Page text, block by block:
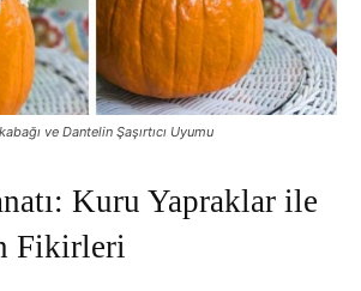
ve Dantelin Şaşırtıcı Uyumu
Kuru Yapraklar ile
Fikirleri